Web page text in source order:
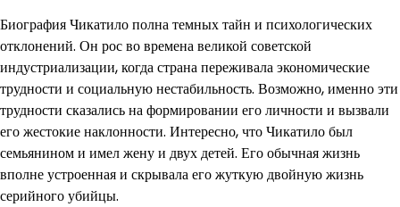
Биография Чикатило полна темных тайн и психологических
отклонений. Он рос во времена великой советской
индустриализации, когда страна переживала экономические
трудности и социальную нестабильность. Возможно, именно эти
трудности сказались на формировании его личности и вызвали
его жестокие наклонности. Интересно, что Чикатило был
семьянином и имел жену и двух детей. Его обычная жизнь
вполне устроенная и скрывала его жуткую двойную жизнь
серийного убийцы.